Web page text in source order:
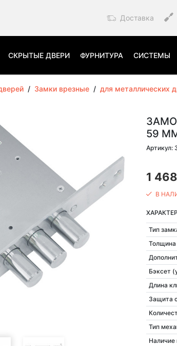
Доставка
СКРЫТЫЕ ДВЕРИ ФУРНИТУРА СИСТЕМЫ
/ Замки врезные / для металлических
59
Артикул:
1 468
В
Тип
Толщина
Бэксет
Длина
Защита
Тип
Наличие